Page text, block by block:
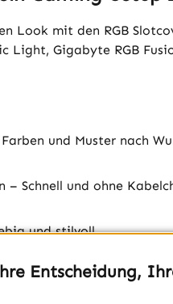
Look mit den RGB
Light, Gigabyte RGB
und Muster nach
Schnell und ohne
und stilvoll
alle gängigen RGB-
Entscheidung,